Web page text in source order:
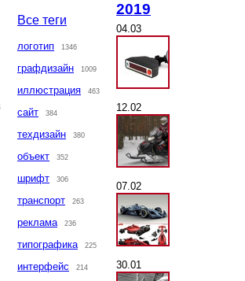
Все теги
логотип 1346
графдизайн 1009
иллюстрация 463
сайт 384
техдизайн 380
объект 352
шрифт 306
транспорт 263
реклама 236
типографика 225
интерфейс 214
2019
04.03
12.02
07.02
30.01